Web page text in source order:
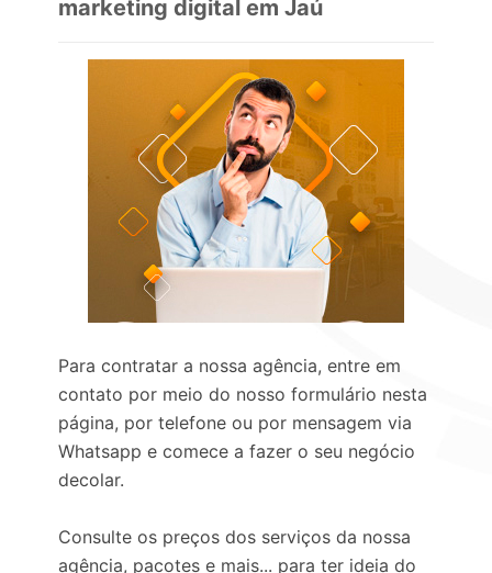
marketing digital em Jaú
Para contratar a nossa agência, entre em
contato por meio do nosso formulário nesta
página, por telefone ou por mensagem via
Whatsapp e comece a fazer o seu negócio
decolar.
Consulte os preços dos serviços da nossa
agência, pacotes e mais... para ter ideia do